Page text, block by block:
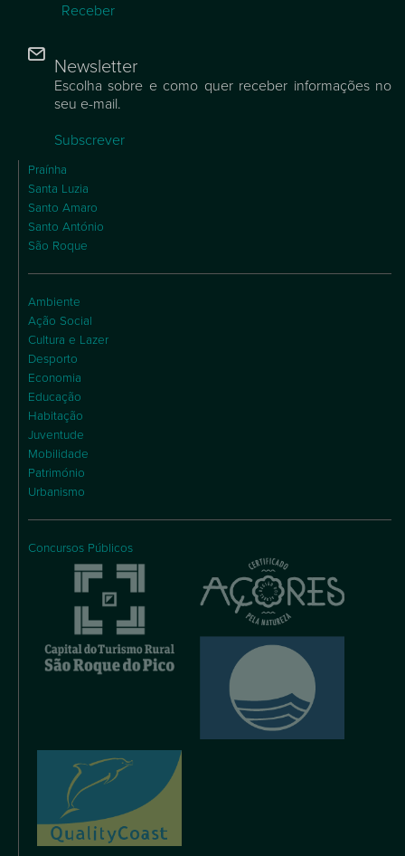
Receber
Newsletter
Escolha sobre e como quer receber informações no
seu e-mail.
Subscrever
Praínha
Santa Luzia
Santo Amaro
Santo António
São Roque
Ambiente
Ação Social
Cultura e Lazer
Desporto
Economia
Educação
Habitação
Juventude
Mobilidade
Património
Urbanismo
Concursos Públicos